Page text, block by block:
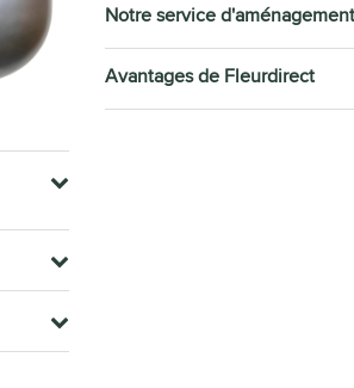
Notre service d'aménagement
Avantages de Fleurdirect